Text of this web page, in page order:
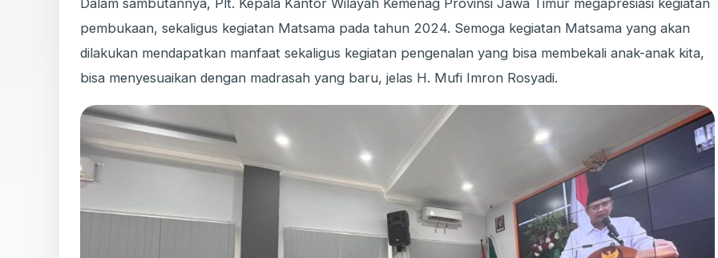
Dalam sambutannya, Plt. Kepala Kantor Wilayah Kemenag Provinsi Jawa Timur megapresiasi kegiatan
pembukaan, sekaligus kegiatan Matsama pada tahun 2024. Semoga kegiatan Matsama yang akan
dilakukan mendapatkan manfaat sekaligus kegiatan pengenalan yang bisa membekali anak-anak kita,
bisa menyesuaikan dengan madrasah yang baru, jelas H. Mufi Imron Rosyadi.